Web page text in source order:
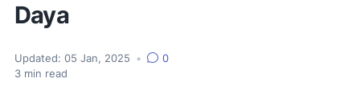
Daya
Updated: 05 Jan, 2025 •
0
3 min read